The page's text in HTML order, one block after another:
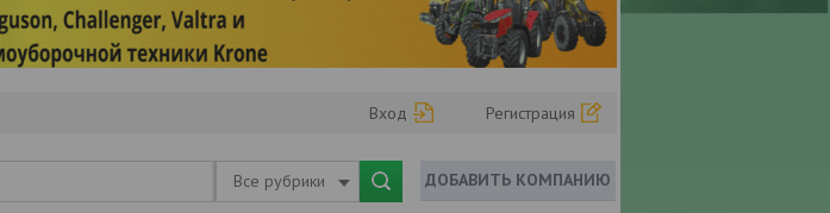
Вход Регистрация
Все рубрики ДОБАВИТЬ КОМПАНИЮ